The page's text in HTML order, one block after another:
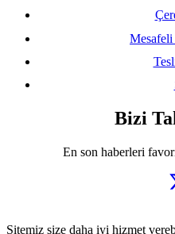
Mesafeli
Bizi
En son haberleri
Sitemiz size daha iyi hizmet